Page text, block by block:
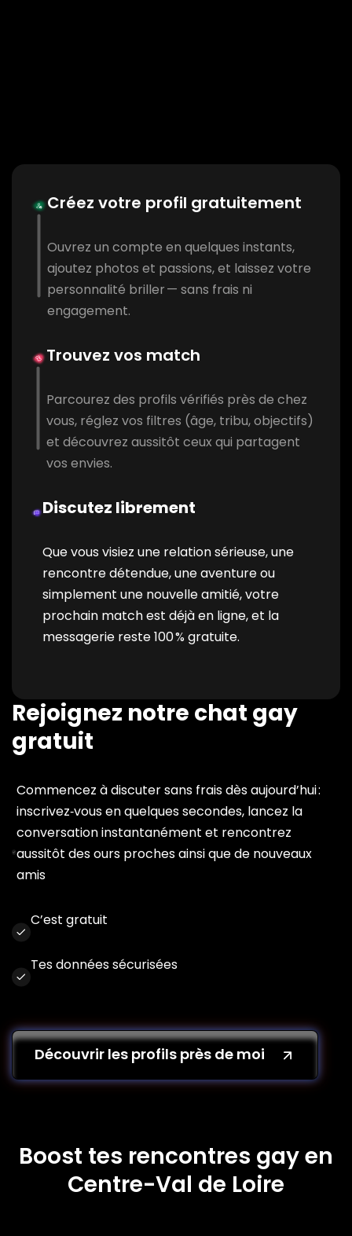
Créez votre profil gratuitement
Ouvrez un compte en quelques instants,
ajoutez photos et passions, et laissez votre
personnalité briller — sans frais ni
engagement.
Trouvez vos match
Parcourez des profils vérifiés près de chez
vous, réglez vos filtres (âge, tribu, objectifs)
et découvrez aussitôt ceux qui partagent
vos envies.
Discutez librement
Que vous visiez une relation sérieuse, une
rencontre détendue, une aventure ou
simplement une nouvelle amitié, votre
prochain match est déjà en ligne, et la
messagerie reste 100 % gratuite.
Rejoignez notre chat gay
gratuit
Commencez à discuter sans frais dès aujourd’hui :
inscrivez‑vous en quelques secondes, lancez la
conversation instantanément et rencontrez
aussitôt des ours proches ainsi que de nouveaux
amis
C’est gratuit
Tes données sécurisées
Découvrir les profils près de moi
Boost tes rencontres gay en
Centre-Val de Loire